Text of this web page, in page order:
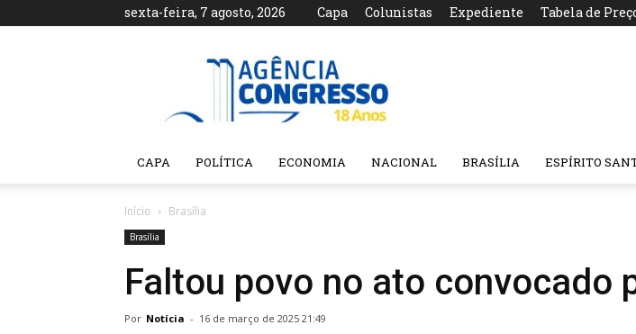
sexta-feira, 7 agosto, 2026 Capa Colunistas Expediente Tabela de
Agência
CAPA POLÍTICA ECONOMIA NACIONAL BRASÍLIA ESPÍRITO
Início Brasília
Brasília
Faltou povo no ato convocado
Por Notícia - 16 de março de 2025 21:49